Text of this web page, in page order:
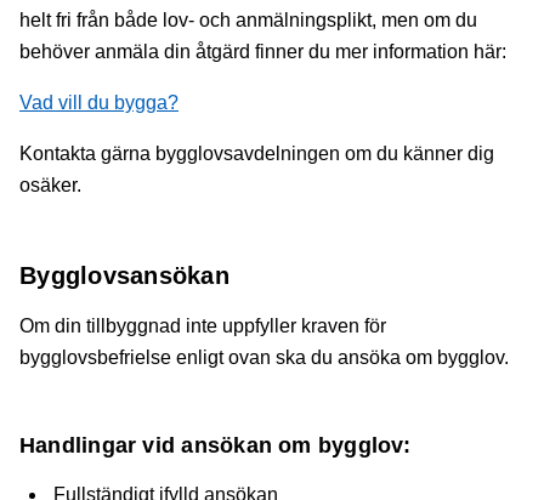
helt fri från både lov- och anmälningsplikt, men om du
behöver anmäla din åtgärd finner du mer information här:
Vad vill du bygga?
Kontakta gärna bygglovsavdelningen om du känner dig
osäker.
Bygglovsansökan
Om din tillbyggnad inte uppfyller kraven för
bygglovsbefrielse enligt ovan ska du ansöka om bygglov.
Handlingar vid ansökan om bygglov:
Fullständigt ifylld ansökan